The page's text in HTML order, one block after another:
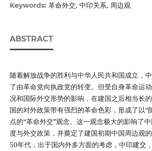
Keywords: 革命外交, 中印关系, 周边观
ABSTRACT
随着解放战争的胜利与中华人民共和国成立，
了由革命党向执政党的转变。但受自身革命运
况和国际外交形势的影响，在建国之后相当长
国的对外政策带有强烈的革命色彩，形成了以“
点的“革命外交”观念。这一观念极大的影响了
度与外交政策，并奠定了建国初期中国周边观
50年代，出于国内外多方面的考虑，中印建交